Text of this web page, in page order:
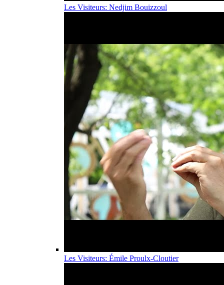
Les Visiteurs: Nedjim Bouizzoul
Les Visiteurs: Émile Proulx-Cloutier